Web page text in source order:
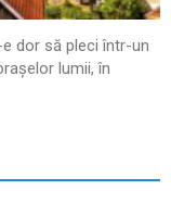
dor să pleci într-un
lumii, în